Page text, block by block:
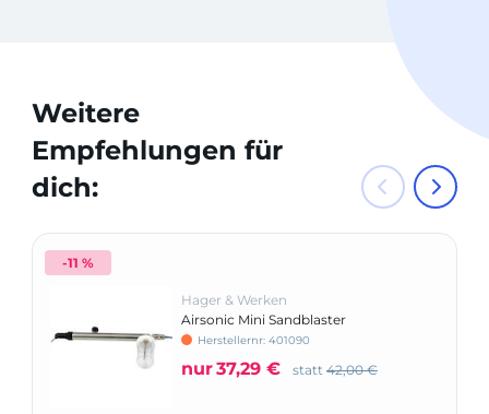
Weitere
Empfehlungen für
dich:
-11 %
Hager & Werken
Airsonic Mini Sandblaster
Herstellernr: 401090
nur37,29 € statt 42,00 €